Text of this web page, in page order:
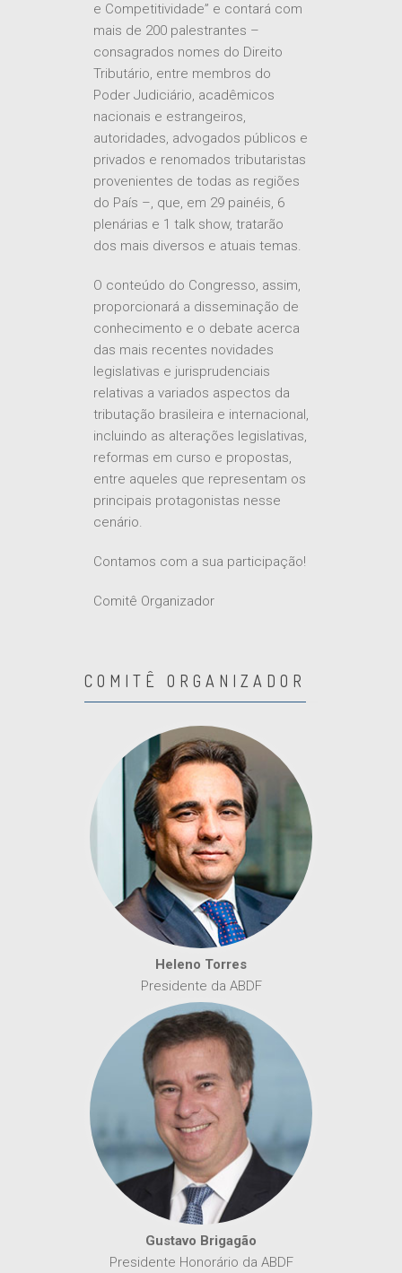
e Competitividade” e contará com
mais de 200 palestrantes –
consagrados nomes do Direito
Tributário, entre membros do
Poder Judiciário, acadêmicos
nacionais e estrangeiros,
autoridades, advogados públicos e
privados e renomados tributaristas
provenientes de todas as regiões
do País –, que, em 29 painéis, 6
plenárias e 1 talk show, tratarão
dos mais diversos e atuais temas.
O conteúdo do Congresso, assim,
proporcionará a disseminação de
conhecimento e o debate acerca
das mais recentes novidades
legislativas e jurisprudenciais
relativas a variados aspectos da
tributação brasileira e internacional,
incluindo as alterações legislativas,
reformas em curso e propostas,
entre aqueles que representam os
principais protagonistas nesse
cenário.
Contamos com a sua participação!
Comitê Organizador
COMITÊ ORGANIZADOR
Heleno Torres
Presidente da ABDF
Gustavo Brigagão
Presidente Honorário da ABDF